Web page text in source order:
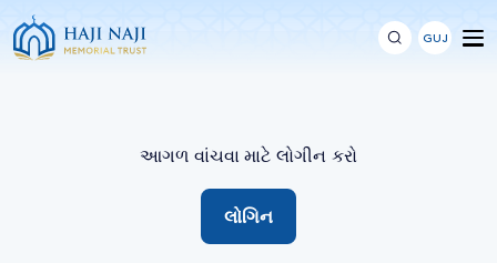
GUJ
આગળ વાંચવા માટે લોગીન કરો
લોગિન